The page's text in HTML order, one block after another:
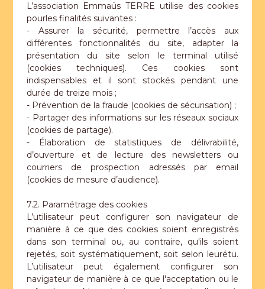
L’association Emmaüs TERRE utilise des cookies
pourles finalités suivantes :
- Assurer la sécurité, permettre l’accès aux
différentes fonctionnalités du site, adapter la
présentation du site selon le terminal utilisé
(cookies techniques). Ces cookies sont
indispensables et il sont stockés pendant une
durée de treize mois ;
- Prévention de la fraude (cookies de sécurisation) ;
- Partager des informations sur les réseaux sociaux
(cookies de partage).
- Élaboration de statistiques de délivrabilité,
d’ouverture et de lecture des newsletters ou
courriers de prospection adressés par email
(cookies de mesure d’audience).
7.2. Paramétrage des cookies
L’utilisateur peut configurer son navigateur de
manière à ce que des cookies soient enregistrés
dans son terminal ou, au contraire, qu'ils soient
rejetés, soit systématiquement, soit selon leurétu.
L’utilisateur peut également configurer son
navigateur de manière à ce que l'acceptation ou le